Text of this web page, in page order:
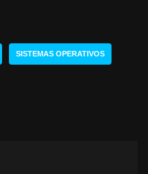
SISTEMAS OPERATIVOS